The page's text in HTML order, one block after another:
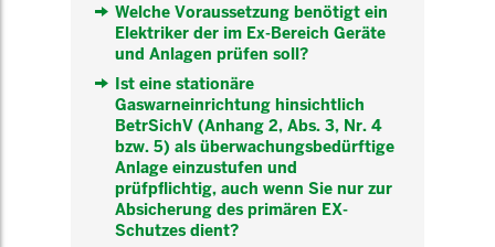
Welche Voraussetzung benötigt ein
Elektriker der im Ex-Bereich Geräte
und Anlagen prüfen soll?
Ist eine stationäre
Gaswarneinrichtung hinsichtlich
BetrSichV (Anhang 2, Abs. 3, Nr. 4
bzw. 5) als überwachungsbedürftige
Anlage einzustufen und
prüfpflichtig, auch wenn Sie nur zur
Absicherung des primären EX-
Schutzes dient?